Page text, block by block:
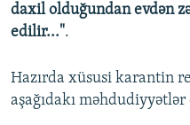
daxil olduğundan evdən
edilir...".
Hazırda xüsusi karantin
aşağıdakı məhdudiyyətlər